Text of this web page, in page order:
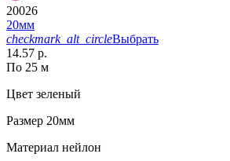
20026
20мм
checkmark_alt_circleВыбрать
14.57 р.
По 25 м
Цвет зеленый
Размер 20мм
Материал нейлон